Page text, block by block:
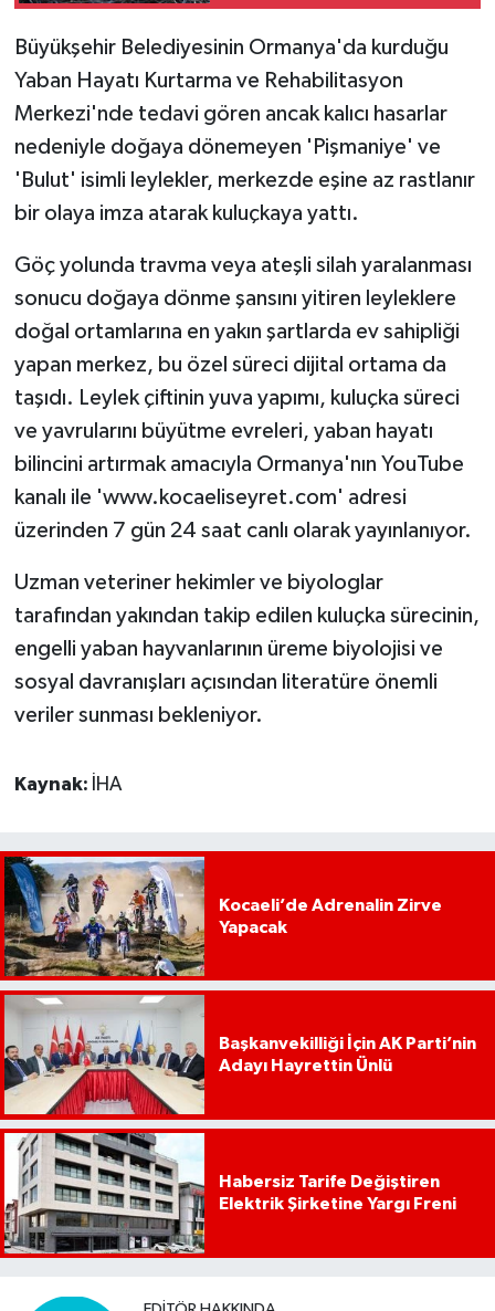
Büyükşehir Belediyesinin Ormanya'da kurduğu
Yaban Hayatı Kurtarma ve Rehabilitasyon
Merkezi'nde tedavi gören ancak kalıcı hasarlar
nedeniyle doğaya dönemeyen 'Pişmaniye' ve
'Bulut' isimli leylekler, merkezde eşine az rastlanır
bir olaya imza atarak kuluçkaya yattı.
Göç yolunda travma veya ateşli silah yaralanması
sonucu doğaya dönme şansını yitiren leyleklere
doğal ortamlarına en yakın şartlarda ev sahipliği
yapan merkez, bu özel süreci dijital ortama da
taşıdı. Leylek çiftinin yuva yapımı, kuluçka süreci
ve yavrularını büyütme evreleri, yaban hayatı
bilincini artırmak amacıyla Ormanya'nın YouTube
kanalı ile 'www.kocaeliseyret.com' adresi
üzerinden 7 gün 24 saat canlı olarak yayınlanıyor.
Uzman veteriner hekimler ve biyologlar
tarafından yakından takip edilen kuluçka sürecinin,
engelli yaban hayvanlarının üreme biyolojisi ve
sosyal davranışları açısından literatüre önemli
veriler sunması bekleniyor.
Kaynak: İHA
Kocaeli’de Adrenalin Zirve
Yapacak
Başkanvekilliği İçin AK Parti’nin
Adayı Hayrettin Ünlü
Habersiz Tarife Değiştiren
Elektrik Şirketine Yargı Freni